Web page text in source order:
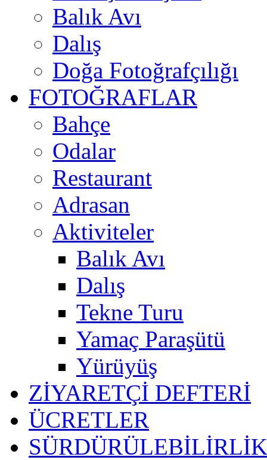
Balık Avı
Dalış
Doğa Fotoğrafçılığı
FOTOĞRAFLAR
Bahçe
Odalar
Restaurant
Adrasan
Aktiviteler
Balık Avı
Dalış
Tekne Turu
Yamaç Paraşütü
Yürüyüş
ZİYARETÇİ DEFTERİ
ÜCRETLER
SÜRDÜRÜLEBİLİRLİK